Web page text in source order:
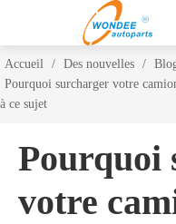
Accueil / Des nouvelles /
Pourquoi surcharger votre
à ce sujet
Pourquoi
votre